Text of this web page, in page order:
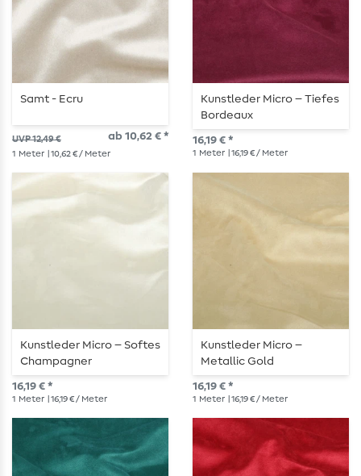
Samt - Ecru
UVP 12,49 € ab 10,62 € *
1 Meter | 10,62 € / Meter
Kunstleder Micro – Tiefes
Bordeaux
16,19 € *
1 Meter | 16,19 € / Meter
Kunstleder Micro – Softes
Champagner
16,19 € *
1 Meter | 16,19 € / Meter
Kunstleder Micro –
Metallic Gold
16,19 € *
1 Meter | 16,19 € / Meter